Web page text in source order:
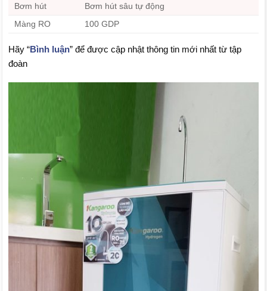
Bơm hút
Bơm hút sâu tự động
Màng RO
100 GDP
Hãy “Bình luận” để được cập nhật thông tin mới nhất từ tập
đoàn